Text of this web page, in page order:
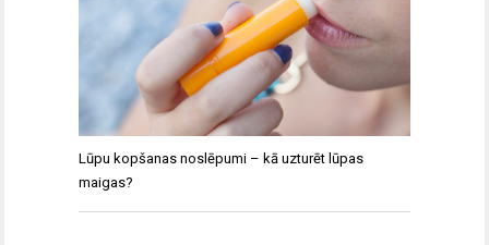
Lūpu kopšanas noslēpumi – kā uzturēt lūpas
maigas?